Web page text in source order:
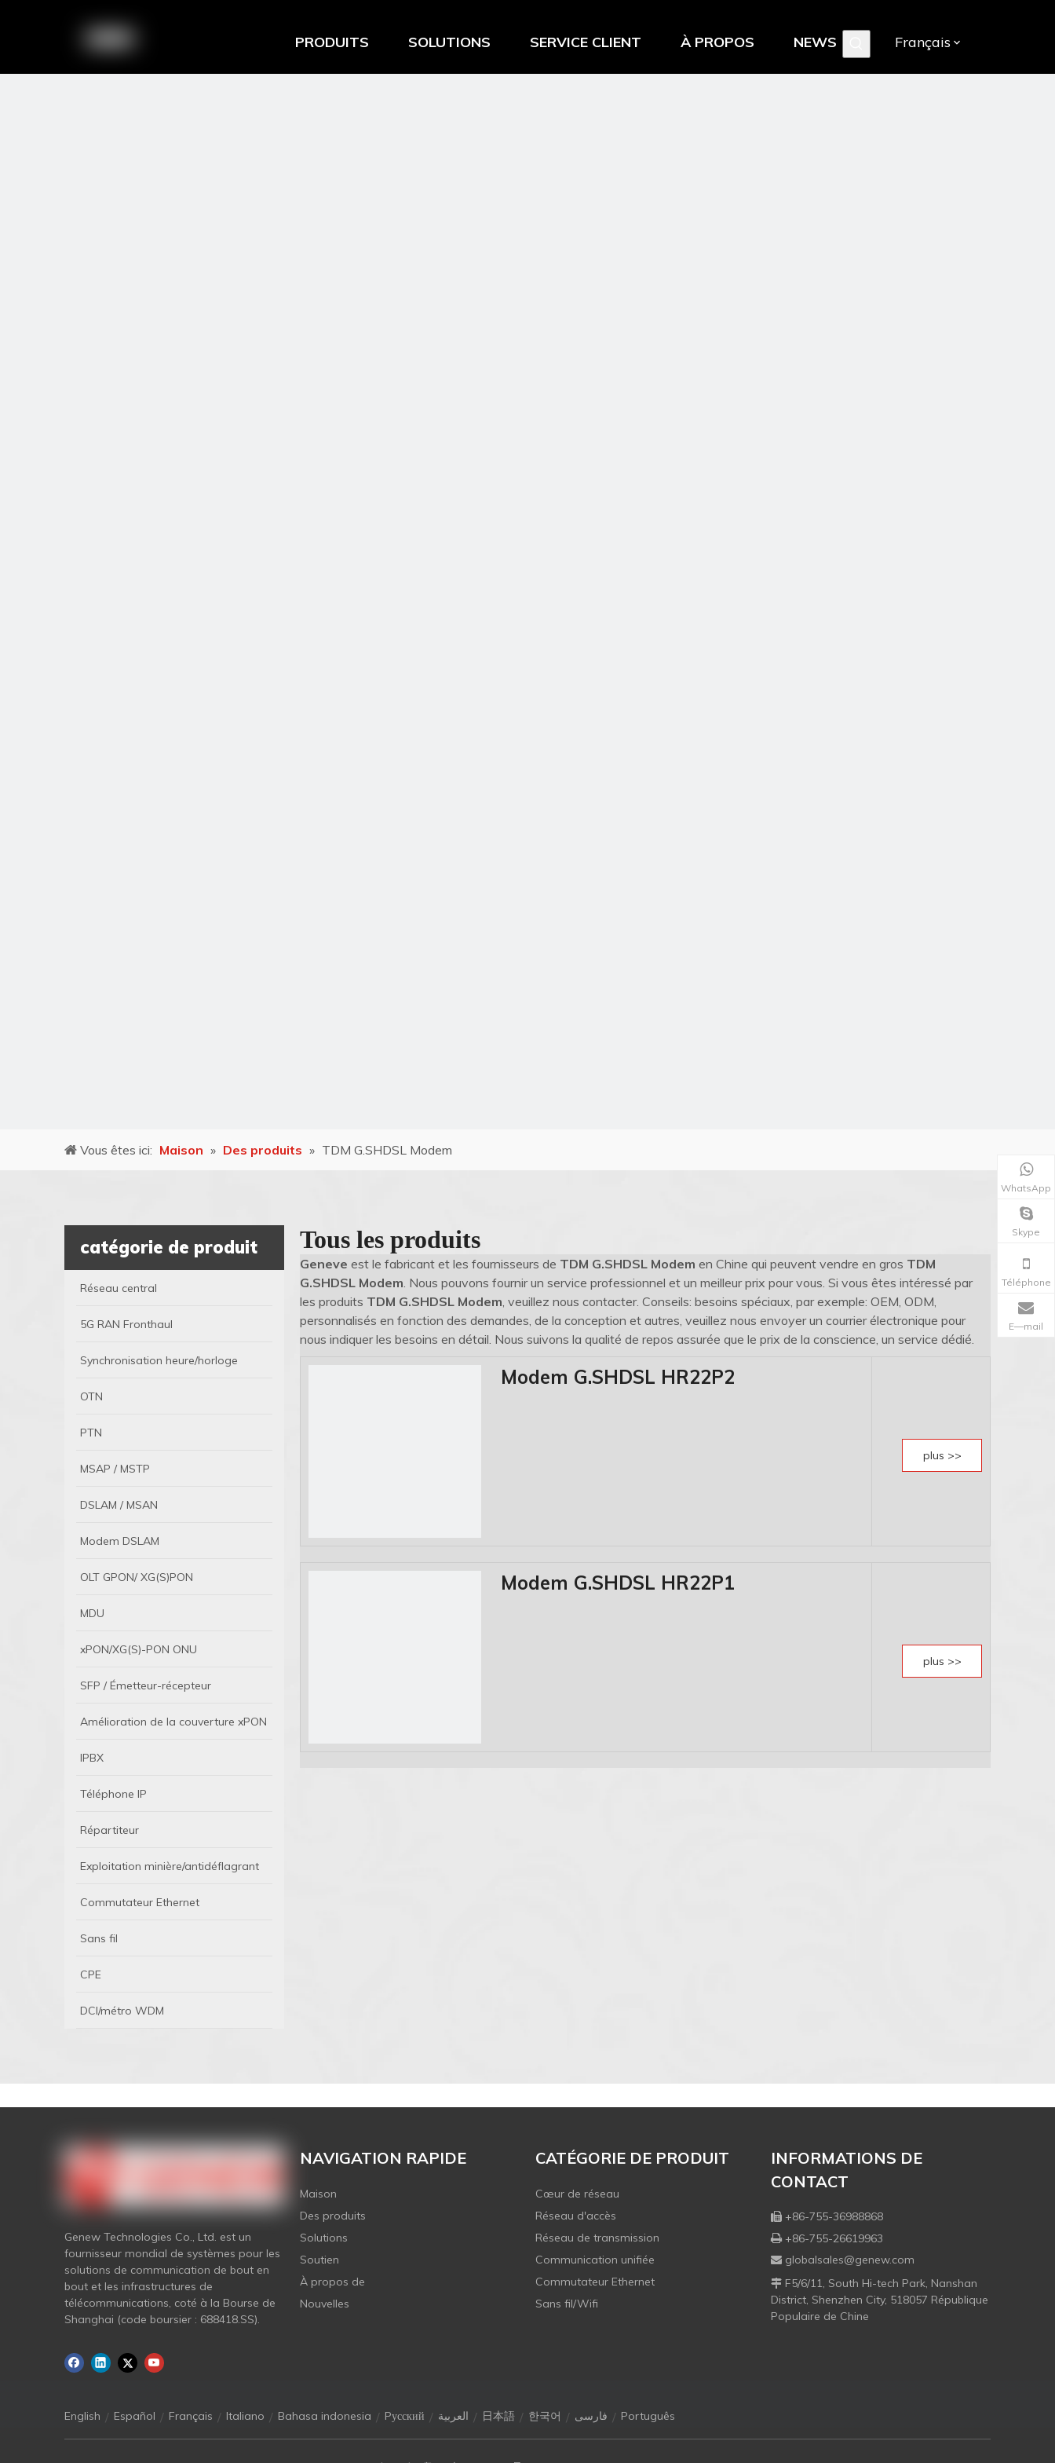
PRODUITS SOLUTIONS SERVICE CLIENT À PROPOS NEWS Français
Vous êtes ici: Maison » Des produits » TDM G.SHDSL Modem
catégorie de produit
Réseau central
5G RAN Fronthaul
Synchronisation heure/horloge
OTN
PTN
MSAP / MSTP
DSLAM / MSAN
Modem DSLAM
OLT GPON/ XG(S)PON
MDU
xPON/XG(S)-PON ONU
SFP / Émetteur-récepteur
Amélioration de la couverture xPON
IPBX
Téléphone IP
Répartiteur
Exploitation minière/antidéflagrant
Commutateur Ethernet
Sans fil
CPE
DCI/métro WDM
Tous les produits
Geneve est le fabricant et les fournisseurs de TDM G.SHDSL Modem en Chine qui peuvent vendre en gros TDM
G.SHDSL Modem. Nous pouvons fournir un service professionnel et un meilleur prix pour vous. Si vous êtes intéressé par
les produits TDM G.SHDSL Modem, veuillez nous contacter. Conseils: besoins spéciaux, par exemple: OEM, ODM,
personnalisés en fonction des demandes, de la conception et autres, veuillez nous envoyer un courrier électronique pour
nous indiquer les besoins en détail. Nous suivons la qualité de repos assurée que le prix de la conscience, un service dédié.
Modem G.SHDSL HR22P2
plus >>
Modem G.SHDSL HR22P1
plus >>
Genew Technologies Co., Ltd. est un
fournisseur mondial de systèmes pour les
solutions de communication de bout en
bout et les infrastructures de
télécommunications, coté à la Bourse de
Shanghai (code boursier : 688418.SS).
NAVIGATION RAPIDE
Maison
Des produits
Solutions
Soutien
À propos de
Nouvelles
CATÉGORIE DE PRODUIT
Cœur de réseau
Réseau d'accès
Réseau de transmission
Communication unifiée
Commutateur Ethernet
Sans fil/Wifi
WhatsApp
Skype
Téléphone
E—mail
INFORMATIONS DE
CONTACT
 +86-755-36988868
 +86-755-26619963
 globalsales@genew.com
 F5/6/11, South Hi-tech Park, Nanshan
District, Shenzhen City, 518057 République
Populaire de Chine
English / Español / Français / Italiano / Bahasa indonesia / Pусский / العربية / 日本語 / 한국어 / فارسی / Português